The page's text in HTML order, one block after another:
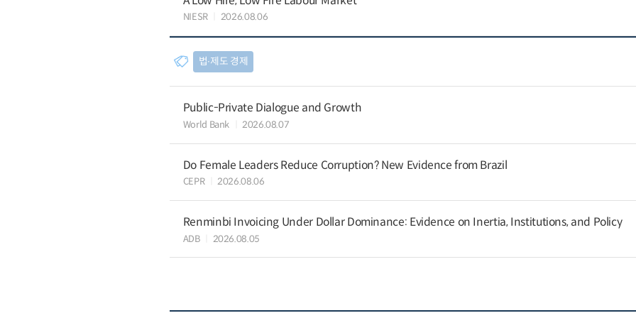
NIESR 2026.08.06
법∙제도 경제
Public-Private Dialogue and Growth
World Bank 2026.08.07
Do Female Leaders Reduce Corruption? New Evidence from Brazil
CEPR 2026.08.06
Renminbi Invoicing Under Dollar Dominance: Evidence on Inertia, Institutions, and Policy
ADB 2026.08.05